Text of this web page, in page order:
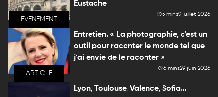
EVENEMENT
Eustache
5 mins9 juillet 2026
ARTICLE
Entretien. « La photographie, c’est un
outil pour raconter le monde tel que
j’ai envie de le raconter »
6 mins29 juin 2026
Lyon, Toulouse, Valence, Sofia...